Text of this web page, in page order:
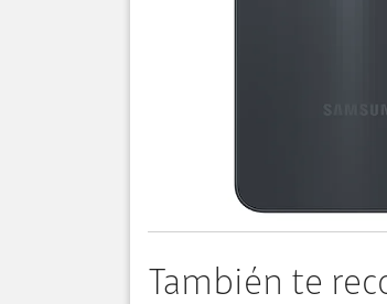
También te